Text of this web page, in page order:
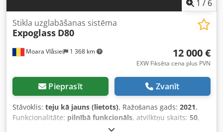
1 / 6
Moara Vlăsiei 1 368 km
Stikla uzglabāšanas sistēma
Expoglass D80
12 000 €
EXW Fiksēta cena plus PVN
Pieprasīt Zvanīt
Stāvoklis: teju kā jauns (lietots), Ražošanas gads: 2021,
Funkcionalitāte: pilnībā funkcionāls, atvilktņu skaits: 50,
Stikla uzglabāšanas sistēma, 50 vietas, gandrīz kā jauna,